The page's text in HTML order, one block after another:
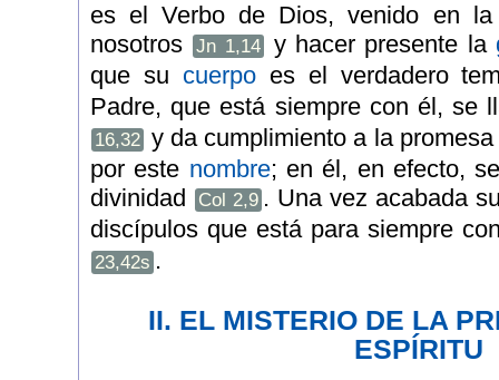
es el Verbo de Dios, venido en
nosotros
Jn 1,14 y hacer presente la
que su cuerpoes el verdadero
Padre, que está siempre con él, se
16,32 y da cumplimiento a la
por este nombre; en él, en efecto,
divinidad
Col 2,9 . Una vez acabada
discípulos que está para siempre
23,42s .
II. EL MISTERIO DE LA
ESPÍRITU